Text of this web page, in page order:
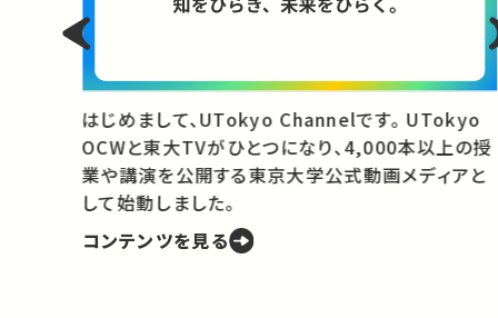
はじめまして、UTokyo Channelです。 UTokyo
OCWと東大TVがひとつになり、4,000本以上の授
業や講演を公開する東京大学公式動画メディアと
して始動しました。
コンテンツを見る